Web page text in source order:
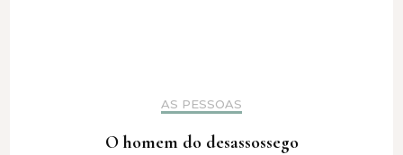
AS PESSOAS
O homem do desassossego